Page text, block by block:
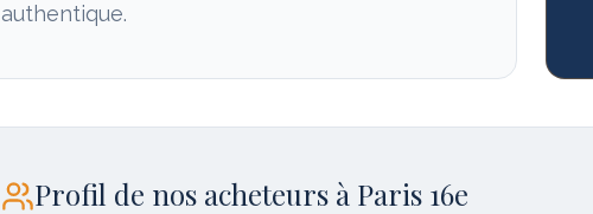
authentique.
Profil de nos acheteurs à Paris 16e